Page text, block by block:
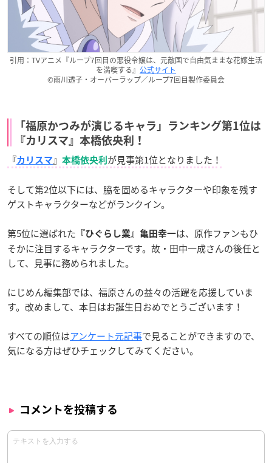
引用：TVアニメ『ループ7回目の悪役令嬢は、元敵国で自由気ままな花嫁生活
を満喫する』 公式サイト
©雨川透子・オーバーラップ／ループ7回目製作委員会
「福原かつみが演じるキャラ」ランキング第1位は
『カリスマ』本橋依央利！
『カリスマ 』 本橋依央利 が見事第1位となりました！
そして第2位以下には、脇を固めるキャラクターや印象を残す
ゲストキャラクターなどがランクイン。
第5位に選ばれた 『ひぐらし業』亀田幸一は、原作ファンもひ
そかに注目するキャラクターです。故・田中一成さんの後任と
して、見事に務められました。
にじめん編集部では、福原さんの益々の活躍を応援していま
す。改めまして、本日はお誕生日おめでとうございます！
すべての順位はアンケート元記事で見ることができますので、
気になる方はぜひチェックしてみてください。
コメントを投稿する